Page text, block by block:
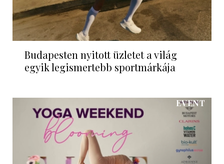
Budapesten nyitott üzletet a világ
egyik legismertebb sportmárkája
EVENT